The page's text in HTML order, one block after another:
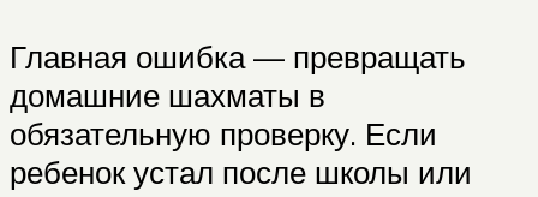
Главная ошибка — превращать
домашние шахматы в
обязательную проверку. Если
ребенок устал после школы или